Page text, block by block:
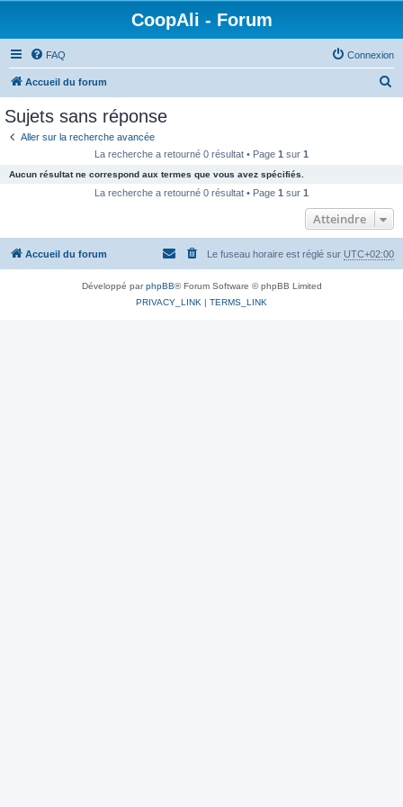
CoopAli - Forum
FAQ Connexion
Accueil du forum
c
e
Sujets sans réponse
Aller sur la recherche avancée
La recherche a retourné 0 résultat • Page 1 sur 1
Aucun résultat ne correspond aux termes que vous avez spécifiés.
La recherche a retourné 0 résultat • Page 1 sur 1
Atteindre
Accueil du forum Le fuseau horaire est réglé sur UTC+02:00
Développé parphpBB® Forum Software © phpBB Limited
PRIVACY_LINK | TERMS_LINK